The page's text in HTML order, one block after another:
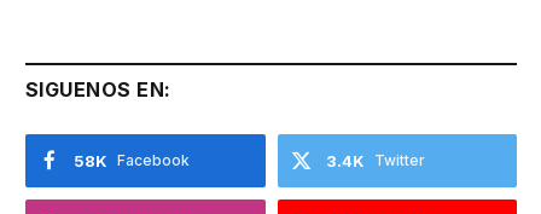
SIGUENOS EN:
Facebook
58K Twitter
3.4K